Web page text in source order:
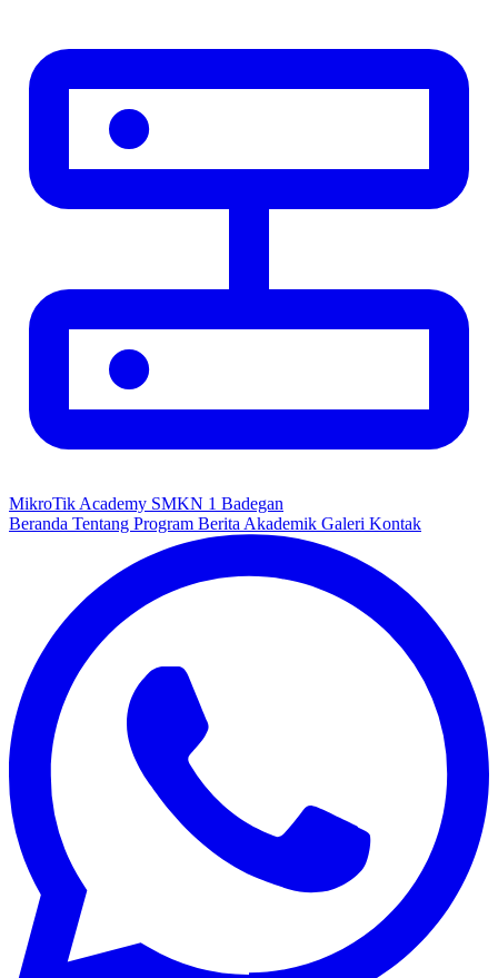
MikroTik Academy SMKN 1 Badegan
Beranda Tentang Program Berita Akademik Galeri Kontak